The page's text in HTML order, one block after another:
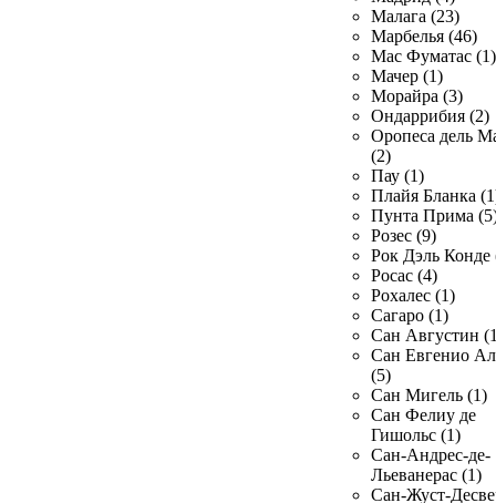
Малага (23)
Марбелья (46)
Мас Фуматас (1)
Мачер (1)
Морайра (3)
Ондаррибия (2)
Оропеса дель
(2)
Пау (1)
Плайя Бланка
Пунта Прима
Розес (9)
Рок Дэль Конде
Росас (4)
Рохалес (1)
Сагаро (1)
Сан Августин
Сан Евгенио
(5)
Сан Мигель (1)
Сан Фелиу де
Гишольс (1)
Сан-Андрес-де-
Льеванерас (1)
Сан-Жуст-